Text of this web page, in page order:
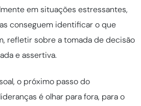
em situações estressantes,
conseguem identificar o que
refletir sobre a tomada de decisão
e assertiva.
o próximo passo do
é olhar para fora, para o